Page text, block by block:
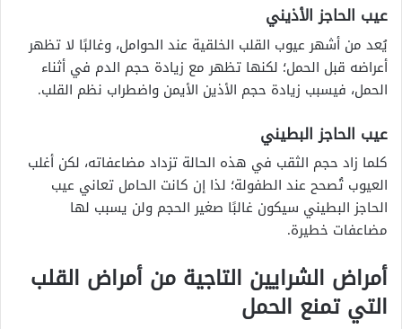
عيب الحاجز الأذيني
يُعد من أشهر عيوب القلب الخلقية عند الحوامل، وغالبًا لا تظهر
أعراضه قبل الحمل؛ لكنها تظهر مع زيادة حجم الدم في أثناء
الحمل، فيسبب زيادة حجم الأذين الأيمن واضطراب نظم القلب.
عيب الحاجز البطيني
كلما زاد حجم الثقب في هذه الحالة تزداد مضاعفاته، لكن أغلب
العيوب تُصحح عند الطفولة؛ لذا إن كانت الحامل تعاني عيب
الحاجز البطيني سيكون غالبًا صغير الحجم ولن يسبب لها
مضاعفات خطيرة.
أمراض الشرايين التاجية من أمراض القلب
التي تمنع الحمل